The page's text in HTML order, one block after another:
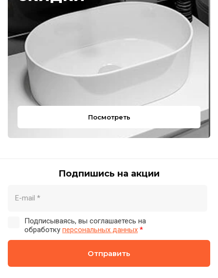
Посмотреть
Подпишись на акции
Подписываясь, вы соглашаетесь на
обработку персональных данных *
Отправить